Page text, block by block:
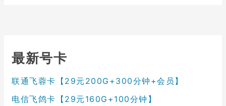
最新号卡
联通飞蓉卡【29元200G+300分钟+会员】
电信飞鸽卡【29元160G+100分钟】